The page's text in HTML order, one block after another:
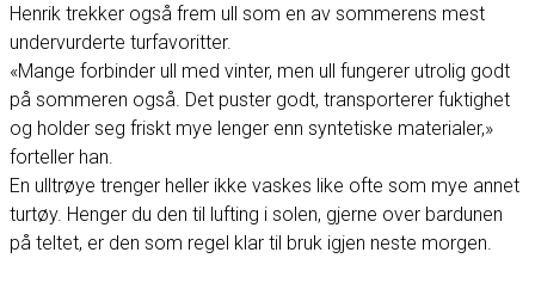
Henrik trekker også frem ull som en av sommerens mest
undervurderte turfavoritter.
«Mange forbinder ull med vinter, men ull fungerer utrolig godt
på sommeren også. Det puster godt, transporterer fuktighet
og holder seg friskt mye lenger enn syntetiske materialer,»
forteller han.
En ulltrøye trenger heller ikke vaskes like ofte som mye annet
turtøy. Henger du den til lufting i solen, gjerne over bardunen
på teltet, er den som regel klar til bruk igjen neste morgen.